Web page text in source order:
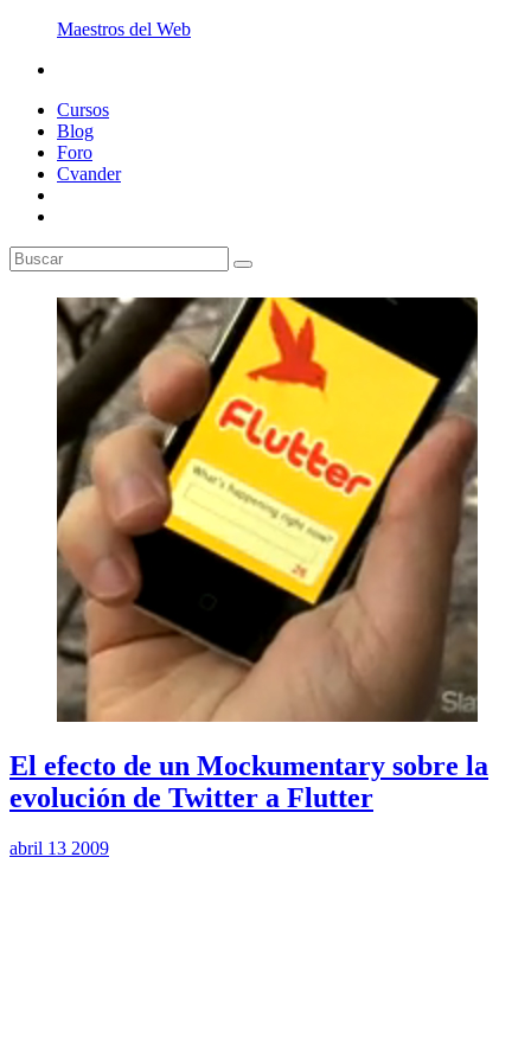
Maestros del Web
Cursos
Blog
Foro
Cvander
El efecto de un Mockumentary sobre la
evolución de Twitter a Flutter
abril 13 2009